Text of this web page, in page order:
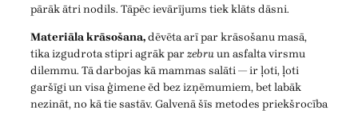
pārāk ātri nodils. Tāpēc ievārījums tiek klāts dāsni.
Materiāla krāsošana,dēvēta arī par krāsošanu masā,
tika izgudrota stipri agrāk parzebruun asfalta virsmu
dilemmu. Tā darbojas kā mammas salāti — ir ļoti, ļoti
garšīgi un visa ģimene ēd bez izņēmumiem, bet labāk
nezināt, no kā tie sastāv. Galvenā šīs metodes priekšrocība